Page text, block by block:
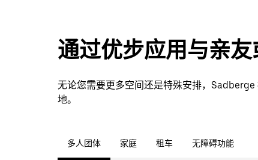
通过优步应用与亲
无论您需要更多空间还是特殊安排，
地。
多人团体 家庭 租车 无障碍功能